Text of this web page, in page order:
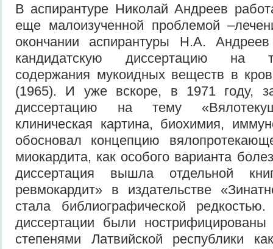
В аспирантуре Николай Андреев
еще малоизученной проблемой
окончании аспирантуры Н.А.
кандидатскую диссертацию на
содержания мукоидных веществ в
(1965). И уже вскоре, в 1971 году,
диссертацию на тему
клиническая картина, биохимия,
обосновал концепцию
миокардита, как особого варианта
диссертация вышла отдельной
ревмокардит» в издательстве
стала библиографической
диссертации были нострифицированы
степенями Латвийской республики